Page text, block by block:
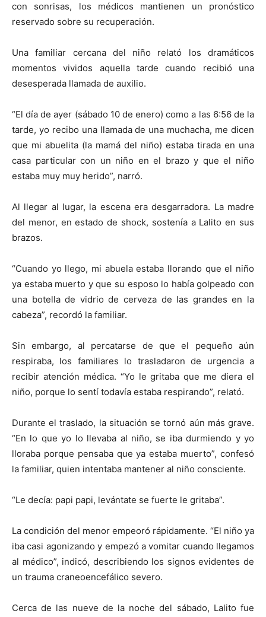
con sonrisas, los médicos mantienen un pronóstico
reservado sobre su recuperación.
Una familiar cercana del niño relató los dramáticos
momentos vividos aquella tarde cuando recibió una
desesperada llamada de auxilio.
“El día de ayer (sábado 10 de enero) como a las 6:56 de la
tarde, yo recibo una llamada de una muchacha, me dicen
que mi abuelita (la mamá del niño) estaba tirada en una
casa particular con un niño en el brazo y que el niño
estaba muy muy herido”, narró.
Al llegar al lugar, la escena era desgarradora. La madre
del menor, en estado de shock, sostenía a Lalito en sus
brazos.
“Cuando yo llego, mi abuela estaba llorando que el niño
ya estaba muerto y que su esposo lo había golpeado con
una botella de vidrio de cerveza de las grandes en la
cabeza”, recordó la familiar.
Sin embargo, al percatarse de que el pequeño aún
respiraba, los familiares lo trasladaron de urgencia a
recibir atención médica. “Yo le gritaba que me diera el
niño, porque lo sentí todavía estaba respirando”, relató.
Durante el traslado, la situación se tornó aún más grave.
“En lo que yo lo llevaba al niño, se iba durmiendo y yo
lloraba porque pensaba que ya estaba muerto”, confesó
la familiar, quien intentaba mantener al niño consciente.
“Le decía: papi papi, levántate se fuerte le gritaba”.
La condición del menor empeoró rápidamente. “El niño ya
iba casi agonizando y empezó a vomitar cuando llegamos
al médico”, indicó, describiendo los signos evidentes de
un trauma craneoencefálico severo.
Cerca de las nueve de la noche del sábado, Lalito fue